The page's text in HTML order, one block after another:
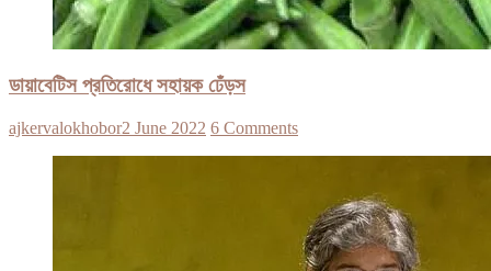
ডায়াবেটিস প্রতিরোধে সহায়ক ঢেঁড়স
ajkervalokhobor2 June 2022 6 Comments